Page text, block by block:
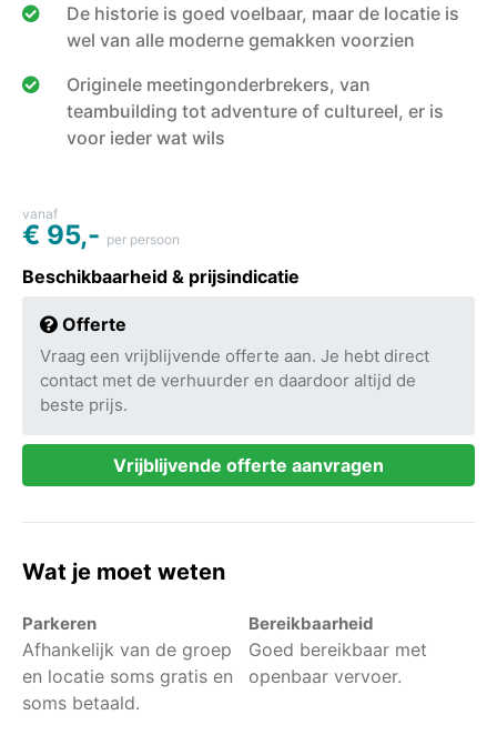
De historie is goed voelbaar, maar de locatie is
wel van alle moderne gemakken voorzien
Originele meetingonderbrekers, van
teambuilding tot adventure of cultureel, er is
voor ieder wat wils
vanaf
€ 95,- per persoon
Beschikbaarheid & prijsindicatie
Offerte
Vraag een vrijblijvende offerte aan. Je hebt direct
contact met de verhuurder en daardoor altijd de
beste prijs.
Vrijblijvende offerte aanvragen
Wat je moet weten
Parkeren
Afhankelijk van de groep
en locatie soms gratis en
soms betaald.
Bereikbaarheid
Goed bereikbaar met
openbaar vervoer.